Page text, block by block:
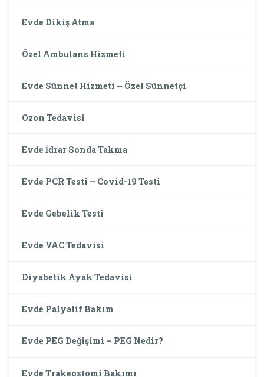
Evde Dikiş Atma
Özel Ambulans Hizmeti
Evde Sünnet Hizmeti – Özel Sünnetçi
Ozon Tedavisi
Evde İdrar Sonda Takma
Evde PCR Testi – Covid-19 Testi
Evde Gebelik Testi
Evde VAC Tedavisi
Diyabetik Ayak Tedavisi
Evde Palyatif Bakım
Evde PEG Değişimi – PEG Nedir?
Evde Trakeostomi Bakımı